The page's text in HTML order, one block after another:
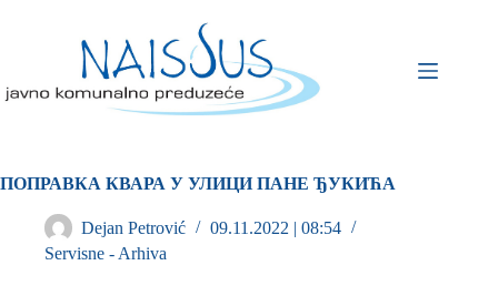
ПОПРАВКА КВАРА У УЛИЦИ ПАНЕ ЂУКИЋА
Dejan Petrović
09.11.2022 | 08:54
Servisne - Arhiva